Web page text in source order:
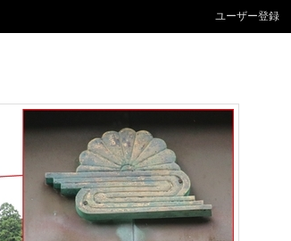
ユーザー登録